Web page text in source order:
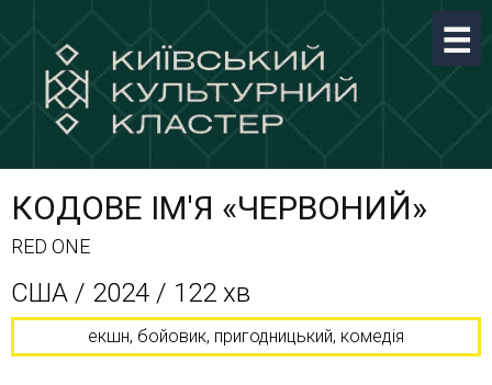
КОДОВЕ ІМ'Я «ЧЕРВОНИЙ»
RED ONE
США / 2024 / 122 хв
екшн, бойовик, пригодницький, комедія